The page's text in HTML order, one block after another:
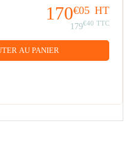
170€05 HT
179€40 TTC
AU PANIER